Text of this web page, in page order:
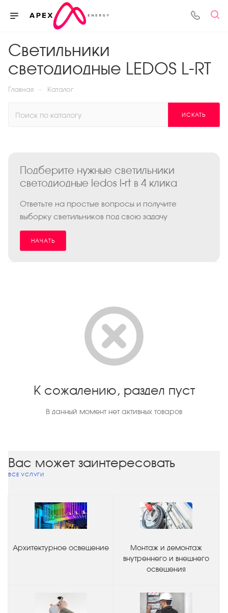
Светильники
светодиодные LEDOS L-RT
Главная — Каталог
ИСКАТЬ
Подберите нужные светильники
светодиодные ledos l-rt в 4 клика
Ответьте на простые вопросы и получите
выборку светильников под свою задачу
НАЧАТЬ
К сожалению, раздел пуст
В данный момент нет активных товаров
Вас может заинтересовать
ВСЕ УСЛУГИ
Архитектурное освещение
Монтаж и демонтаж
внутреннего и внешнего
освещения